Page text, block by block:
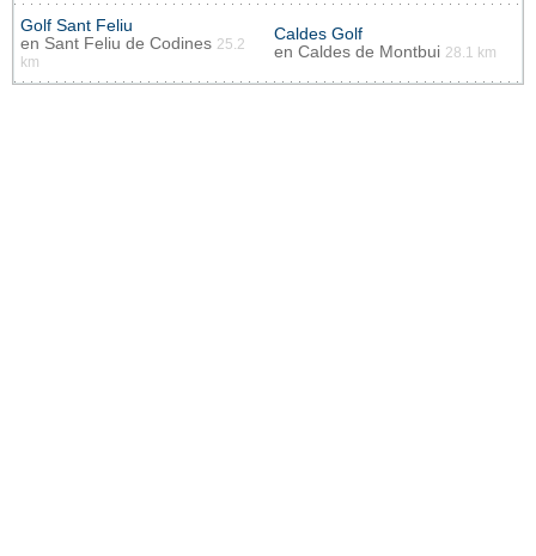
Golf Sant Feliu
en Sant Feliu de Codines 25.2
km
Caldes Golf
en Caldes de Montbui 28.1 km